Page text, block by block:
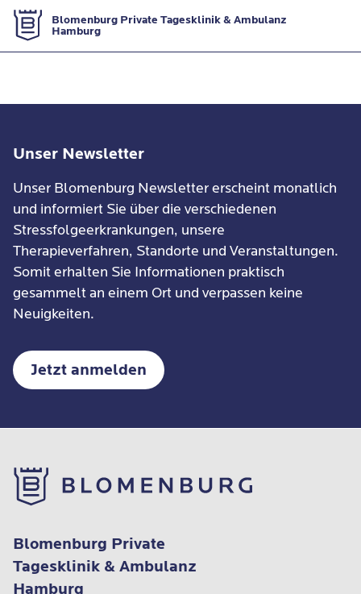
Zur Startseite
Blomenburg Private Tagesklinik & Ambulanz
Hamburg
Unser Newsletter
Unser Blomenburg Newsletter erscheint monatlich
und informiert Sie über die verschiedenen
Stressfolgeerkrankungen, unsere
Therapieverfahren, Standorte und Veranstaltungen.
Somit erhalten Sie Informationen praktisch
gesammelt an einem Ort und verpassen keine
Neuigkeiten.
Jetzt anmelden
Blomenburg Private
Tagesklinik & Ambulanz
Hamburg